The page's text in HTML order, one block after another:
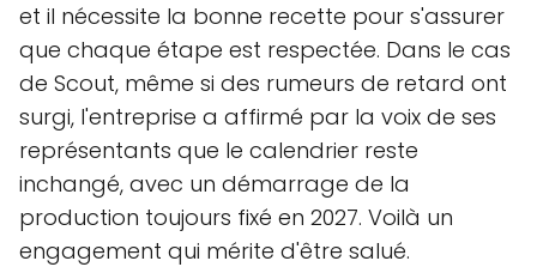
et il nécessite la bonne recette pour s'assurer
que chaque étape est respectée. Dans le cas
de Scout, même si des rumeurs de retard ont
surgi, l'entreprise a affirmé par la voix de ses
représentants que le calendrier reste
inchangé, avec un démarrage de la
production toujours fixé en 2027. Voilà un
engagement qui mérite d'être salué.